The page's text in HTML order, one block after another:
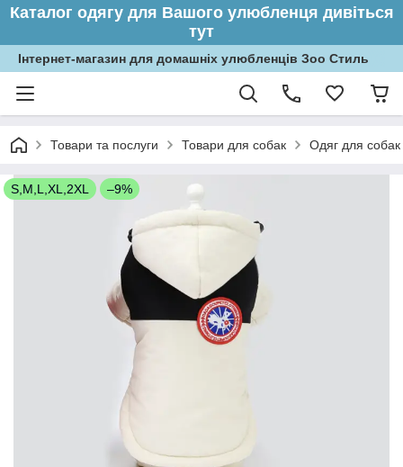
Каталог одягу для Вашого улюбленця дивіться
тут
Інтернет-магазин для домашніх улюбленців Зоо Стиль
Товари та послуги Товари для собак Одяг для собак
S,M,L,XL,2XL –9%